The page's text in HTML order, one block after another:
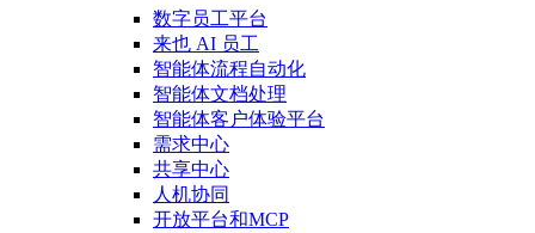
数字员工平台
来也 AI 员工
智能体流程自动化
智能体文档处理
智能体客户体验平台
需求中心
共享中心
人机协同
开放平台和MCP